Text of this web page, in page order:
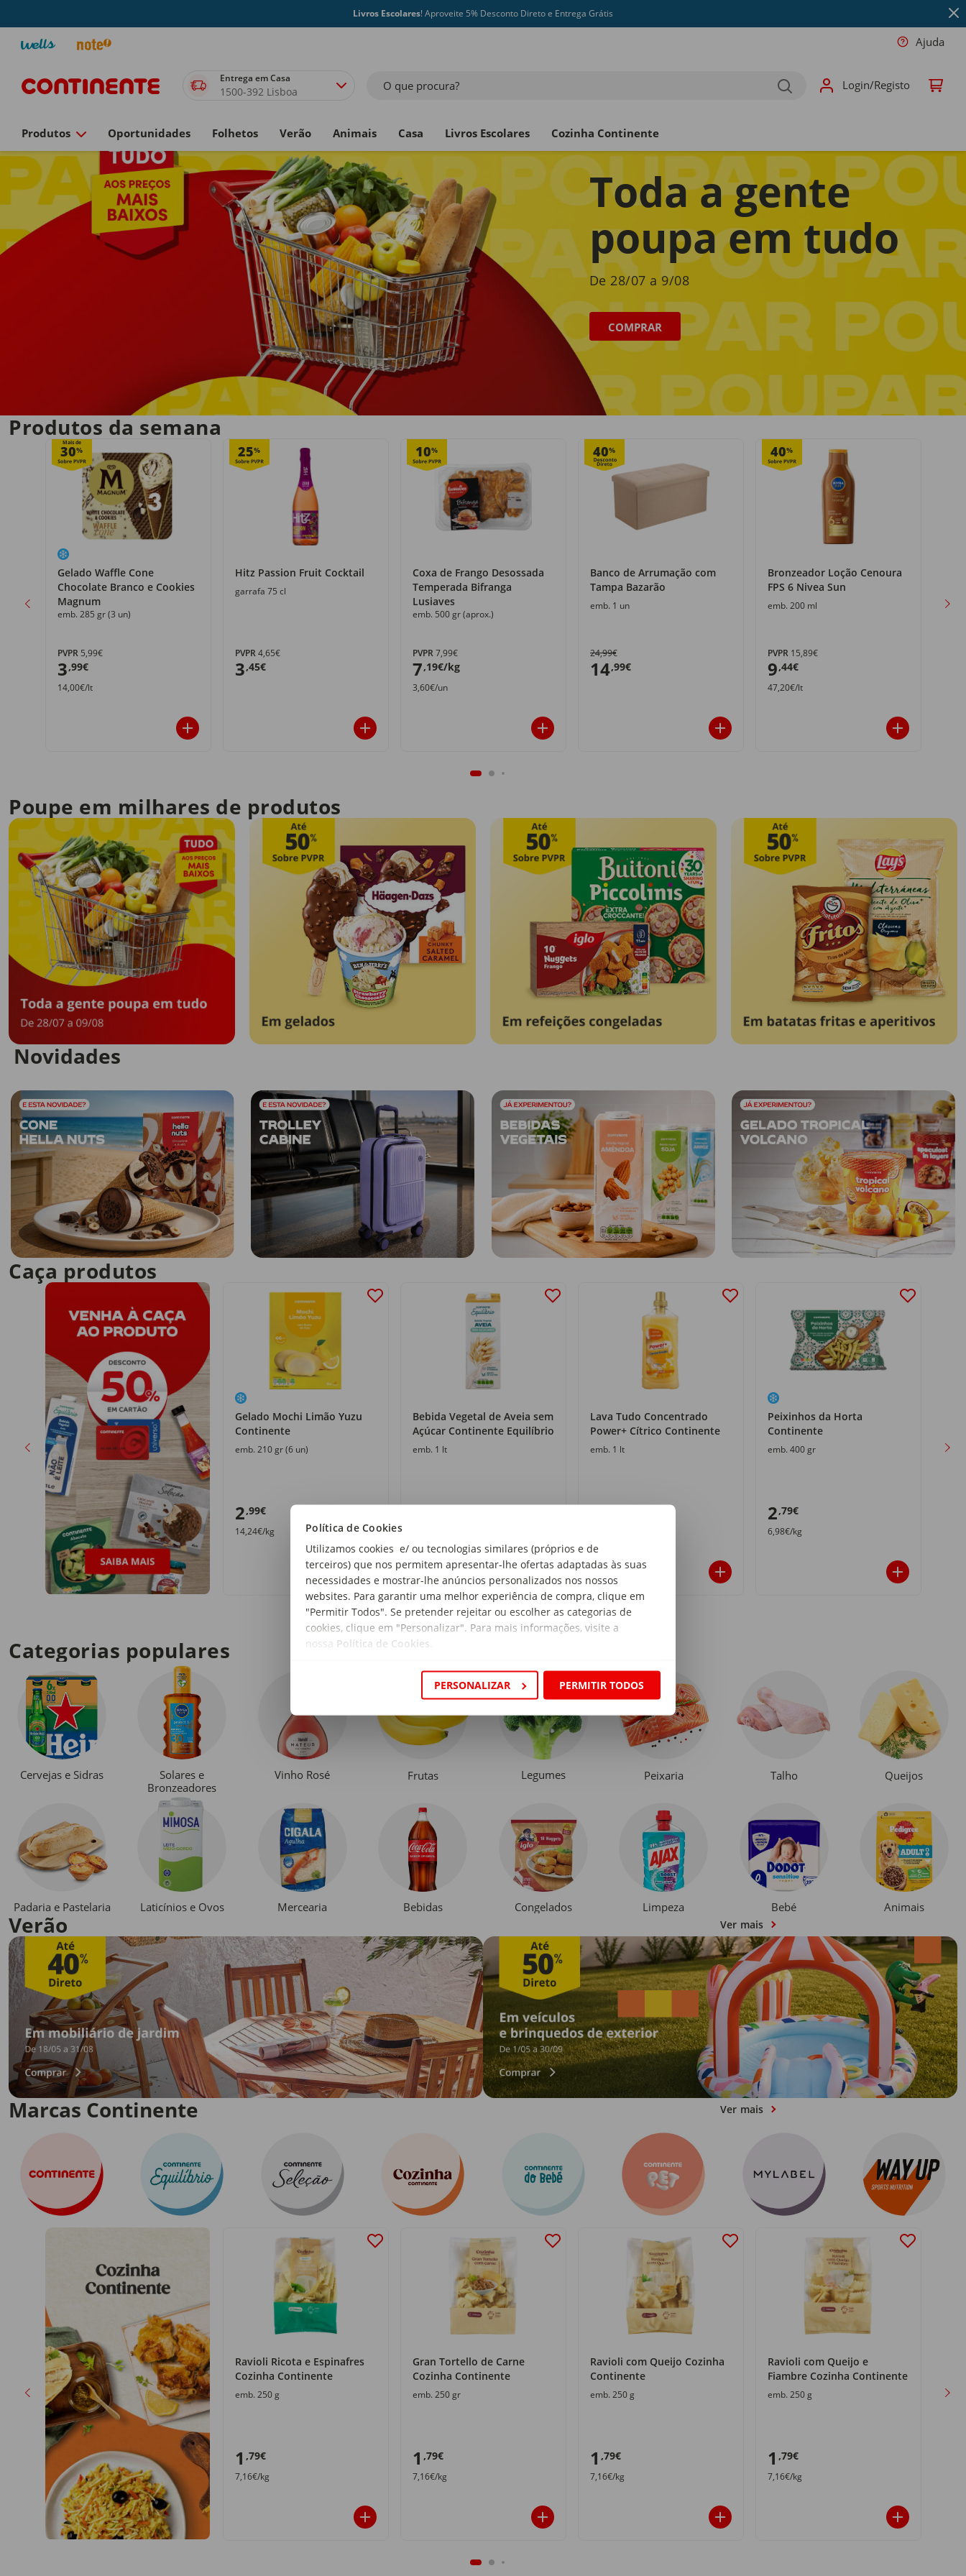
Política de Cookies
Utilizamos cookies e/ ou tecnologias similares (próprios e de
terceiros) que nos permitem apresentar-lhe ofertas adaptadas às suas
necessidades e mostrar-lhe anúncios personalizados nos nossos
websites. Para garantir uma melhor experiência de compra, clique em
"Permitir Todos". Se pretender rejeitar ou escolher as categorias de
cookies, clique em "Personalizar". Para mais informações, visite a
nossa Política de Cookies
PERSONALIZAR PERMITIR TODOS
Livros Escolares! Aproveite 5% Desconto Direto e Entrega Grátis
Ajuda
Entrega em Casa
1500-392 Lisboa O que procura? Login/Registo
Produtos Oportunidades Folhetos Verão Animais Casa Livros Escolares Cozinha Continente
Toda a gente
poupa em tudo
De 28/07 a 9/08
COMPRAR
Entrega em casa
no próprio dia
Recolha grátis
+50 000 produtos
Pagamento seguro
online ou na entrega
Produtos da semana
Mais de
30%
Gelado Waffle Cone
Chocolate Branco e Cookies
Magnum
emb. 285 gr (3 un)
PVPR5,99€
3,99€
14,00€/lt
25%
Hitz Passion Fruit Cocktail
garrafa 75 cl
PVPR4,65€
3,45€
10%
Coxa de Frango Desossada
Temperada Bifranga
Lusiaves
emb. 500 gr (aprox.)
PVPR7,99€
7,19€/kg
3,60€/un
40%
Banco de Arrumação com
Tampa Bazarão
emb. 1 un
24,99€
14,99€
40%
Bronzeador Loção Cenoura
FPS 6 Nivea Sun
emb. 200 ml
PVPR15,89€
9,44€
47,20€/lt
Poupe em milhares de produtos
Novidades
Caça produtos
Gelado Mochi Limão Yuzu
Continente
emb. 210 gr (6 un)
2,99€
14,24€/kg
Bebida Vegetal de Aveia sem
Açúcar Continente Equilíbrio
emb. 1 lt
1
Lava Tudo Concentrado
Power+ Cítrico Continente
emb. 1 lt
1
Peixinhos da Horta
Continente
emb. 400 gr
2,79€
6,98€/kg
Categorias populares
Cervejas e Sidras
Solares e
Bronzeadores
Vinho Rosé Frutas Legumes Peixaria Talho Queijos
Padaria e Pastelaria Laticínios e Ovos Mercearia Bebidas Congelados Limpeza Bebé Animais
Verão Ver mais
Marcas Continente Ver mais
Ravioli Ricota e Espinafres
Cozinha Continente
emb. 250 g
1 ,79€
7,16€/kg
Gran Tortello de Carne
Cozinha Continente
emb. 250 gr
1 ,79€
7,16€/kg
Ravioli com Queijo Cozinha
Continente
emb. 250 g
1 ,79€
7,16€/kg
Ravioli com Queijo e
Fiambre Cozinha Continente
emb. 250 g
1 ,79€
7,16€/kg